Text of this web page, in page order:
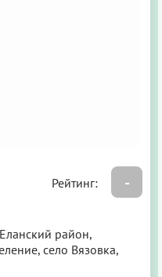
Рейтинг: -
район,
село Вязовка,